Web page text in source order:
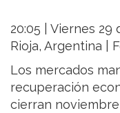
20:05 | Viernes
Rioja, Argentina |
Los mercados
recuperación
cierran